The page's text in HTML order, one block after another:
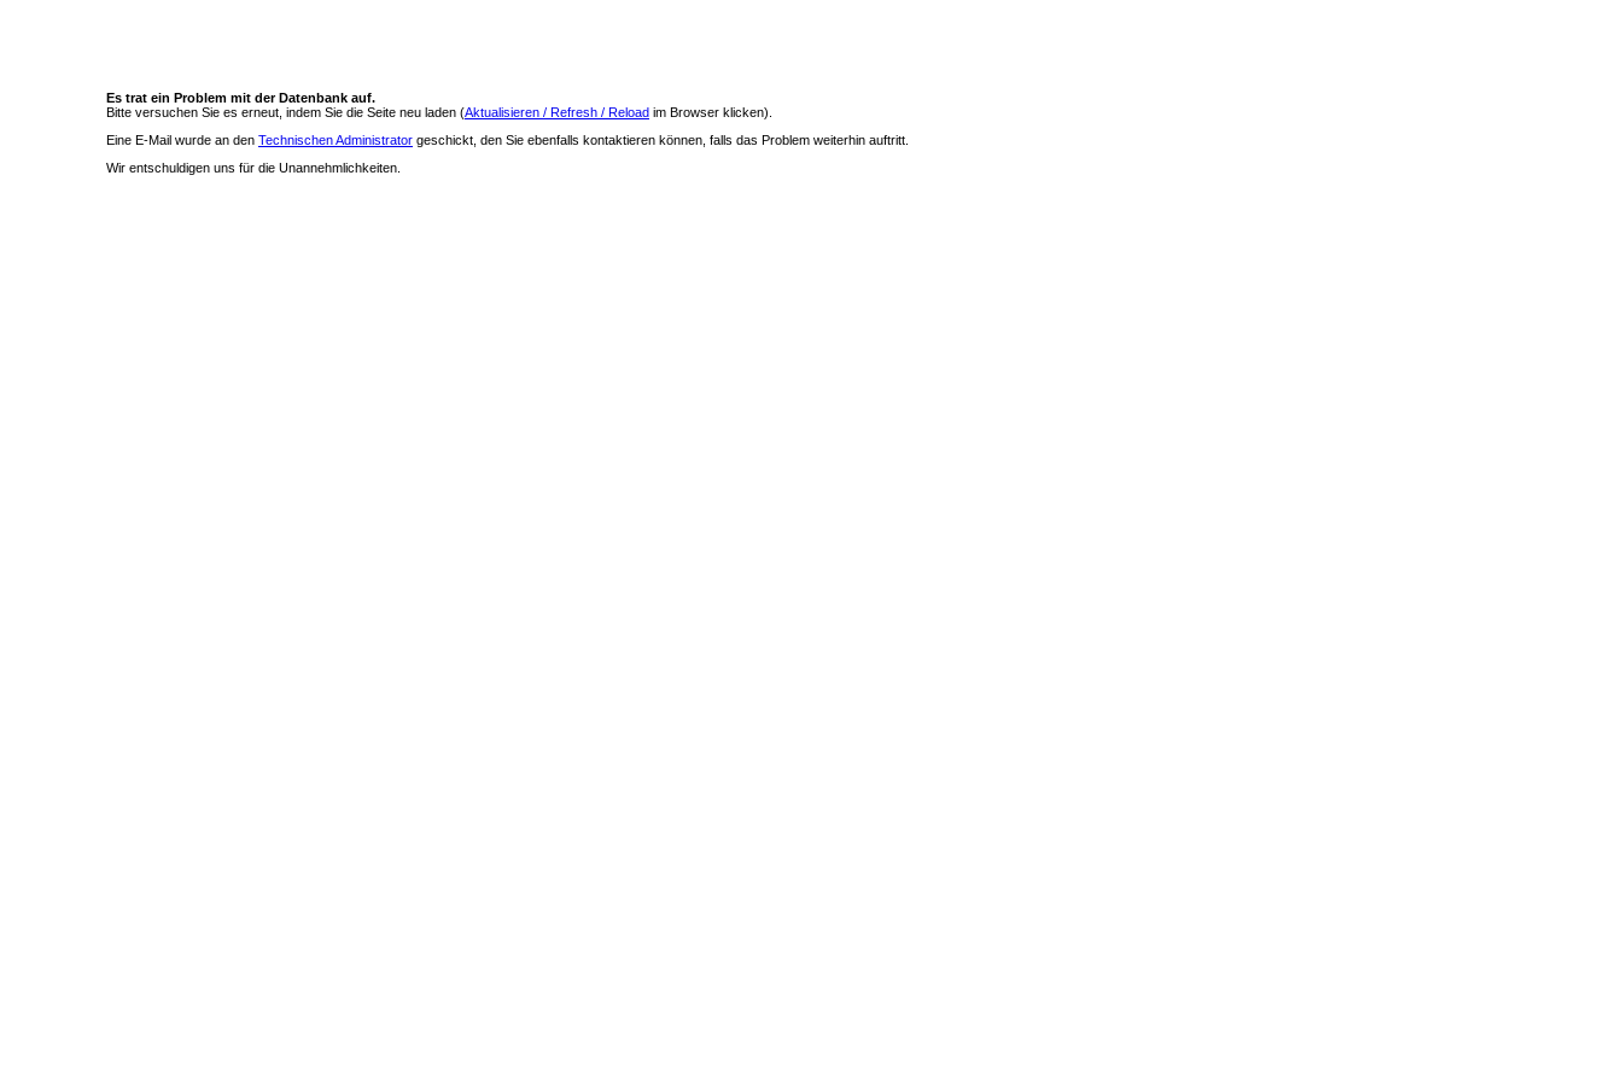
Es trat ein Problem mit der Datenbank auf.
Bitte versuchen Sie es erneut, indem Sie die Seite neu laden (Aktualisieren / Refresh / Reload im Browser klicken).
Eine E-Mail wurde an den Technischen Administrator geschickt, den Sie ebenfalls kontaktieren können, falls das Problem weiterhin auftritt.
Wir entschuldigen uns für die Unannehmlichkeiten.